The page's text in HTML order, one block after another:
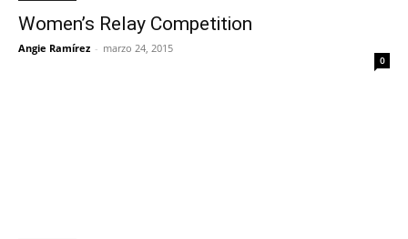
Women’s Relay Competition
Angie Ramírez - marzo 24, 2015
0